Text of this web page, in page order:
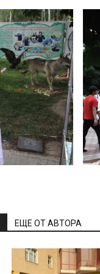
ЕЩЕ ОТ АВТОРА